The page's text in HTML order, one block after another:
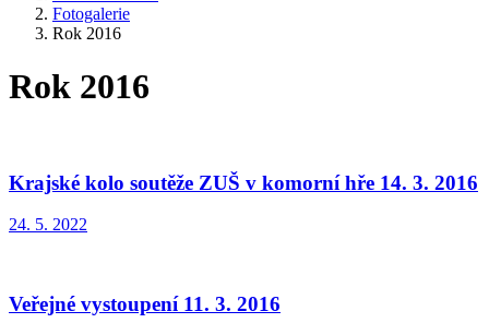
Fotogalerie
Rok 2016
Rok 2016
Krajské kolo soutěže ZUŠ v komorní hře 14. 3. 2016
24. 5. 2022
Veřejné vystoupení 11. 3. 2016